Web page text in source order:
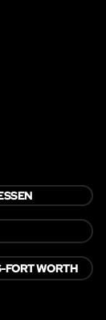
FORT WORTH